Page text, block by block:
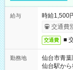
給与
時給1,500
交通費
交通費 ■
勤務地
仙台市青葉
仙台駅か